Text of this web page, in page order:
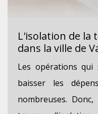
L'isolation de la
dans la ville de
Les opérations qui
baisser les
nombreuses.